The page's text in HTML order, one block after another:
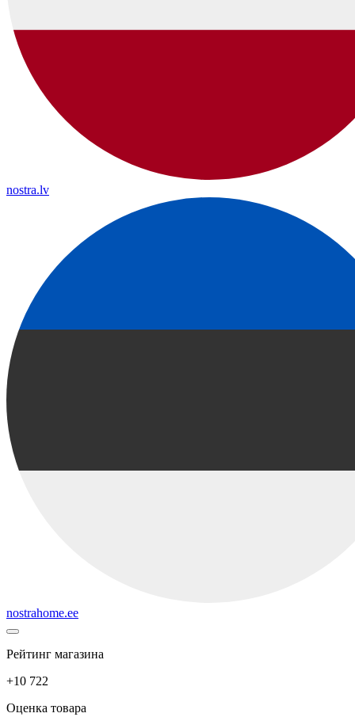
nostra.lv
nostrahome.ee
Рейтинг магазина
+10 722
Оценка товара